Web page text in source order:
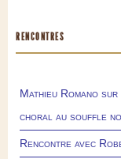
RENCONTRES
Mathieu Romano
choral au souffle
Rencontre avec